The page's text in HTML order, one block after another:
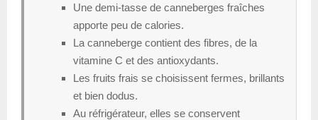
Une demi-tasse de canneberges fraîches
apporte peu de calories.
La canneberge contient des fibres, de la
vitamine C et des antioxydants.
Les fruits frais se choisissent fermes, brillants
et bien dodus.
Au réfrigérateur, elles se conservent